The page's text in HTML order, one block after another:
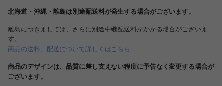
北海道・沖縄・離島は別途配送料が発生する場合がございます。
離島につきましては、さらに別途中継配送料がかかる場合がございま
す。
商品の送料、配送について詳しくはこちら
商品のデザインは、品質に差し支えない程度に予告なく変更する場合が
ございます。